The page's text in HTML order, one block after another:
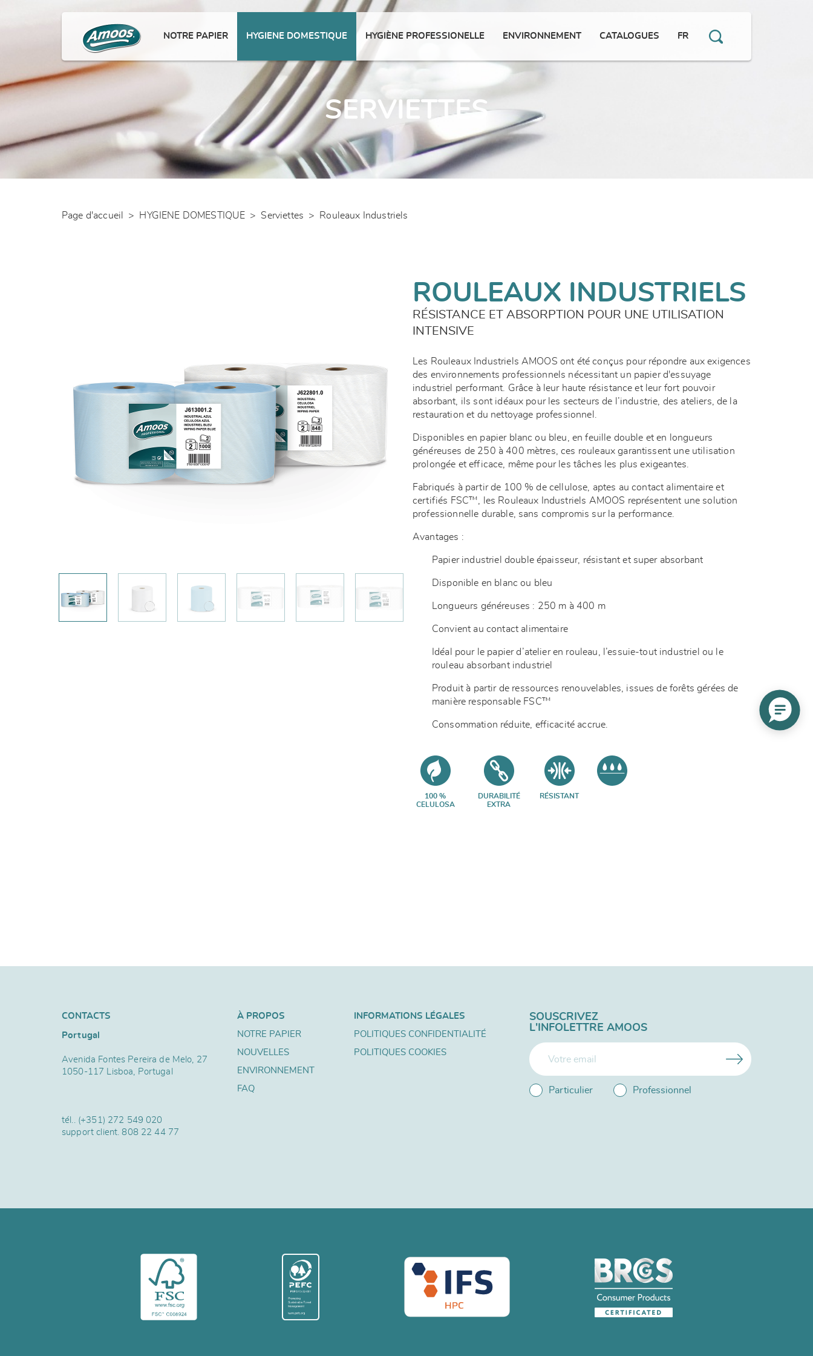
NOTRE PAPIER HYGIENE DOMESTIQUE HYGIÈNE PROFESSIONELLE ENVIRONNEMENT CATALOGUES FR
SERVIETTES
Page d'accueil > HYGIENE DOMESTIQUE > Serviettes > Rouleaux Industriels
ROULEAUX INDUSTRIELS
RÉSISTANCE ET ABSORPTION POUR UNE UTILISATION
INTENSIVE
Les Rouleaux Industriels AMOOS ont été conçus pour répondre aux exigences
des environnements professionnels nécessitant un papier d'essuyage
industriel performant. Grâce à leur haute résistance et leur fort pouvoir
absorbant, ils sont idéaux pour les secteurs de l’industrie, des ateliers, de la
restauration et du nettoyage professionnel.
Disponibles en papier blanc ou bleu, en feuille double et en longueurs
généreuses de 250 à 400 mètres, ces rouleaux garantissent une utilisation
prolongée et efficace, même pour les tâches les plus exigeantes.
Fabriqués à partir de 100 % de cellulose, aptes au contact alimentaire et
certifiés FSC™, les Rouleaux Industriels AMOOS représentent une solution
professionnelle durable, sans compromis sur la performance.
Avantages :
Papier industriel double épaisseur, résistant et super absorbant
Disponible en blanc ou bleu
Longueurs généreuses : 250 m à 400 m
Convient au contact alimentaire
Idéal pour le papier d’atelier en rouleau, l’essuie-tout industriel ou le
rouleau absorbant industriel
Produit à partir de ressources renouvelables, issues de forêts gérées de
manière responsable FSC™
Consommation réduite, efficacité accrue.
100 %
CELULOSA
DURABILITÉ
EXTRA
RÉSISTANT
CONTACTS
Portugal
Avenida Fontes Pereira de Melo, 27
1050-117 Lisboa, Portugal
tél.. (+351) 272 549 020
support client.808 22 44 77
À PROPOS
NOTRE PAPIER
NOUVELLES
ENVIRONNEMENT
FAQ
INFORMATIONS LÉGALES
POLITIQUES CONFIDENTIALITÉ
POLITIQUES COOKIES
SOUSCRIVEZ
L'INFOLETTRE AMOOS
Particulier Professionnel